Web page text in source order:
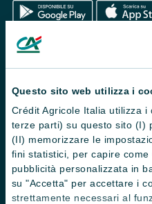
Questo sito web utilizza i
Crédit Agricole Italia utilizza
terze parti) su questo sito (I)
(II) memorizzare le
fini statistici, per capire
pubblicità personalizzata in
su "Accetta" per accettare i
strettamente necessari al
Trova filiali
Contattaci
Domande frequenti
Successioni
Servizi e pagamenti digitali